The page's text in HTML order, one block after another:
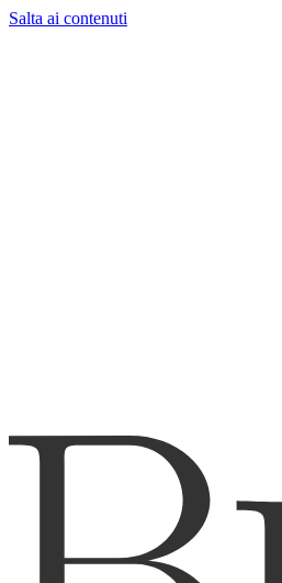
Salta ai contenuti